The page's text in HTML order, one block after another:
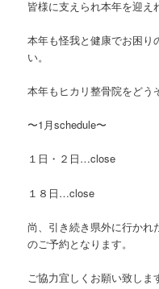
皆様に支えられ本年を迎え
本年も怪我と健康でお困り
い。
本年もヒカリ整骨院をどう
〜1月schedule〜
１日・２日…close
１８日…close
尚、引き続き県外に行かれ
のご予約となります。
ご協力宜しくお願い致しま